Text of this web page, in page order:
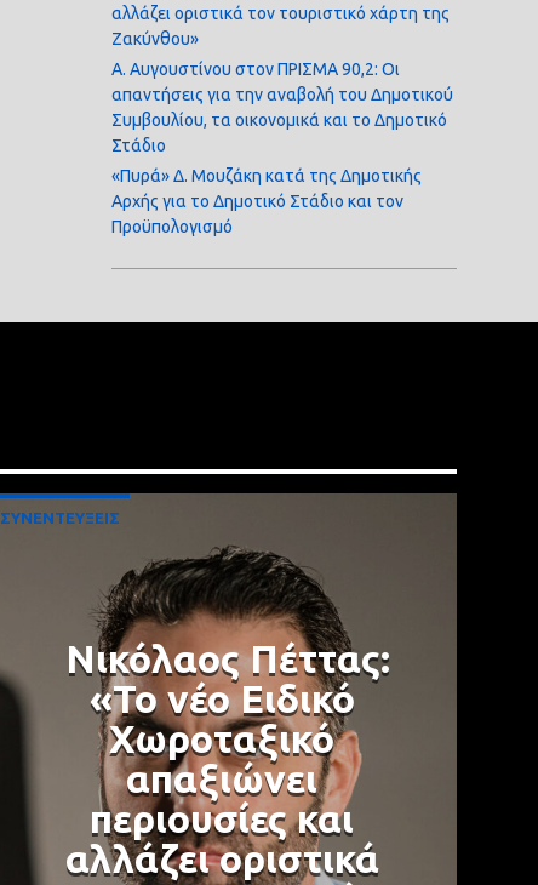
αλλάζει οριστικά τον τουριστικό χάρτη της
Ζακύνθου»
Α. Αυγουστίνου στον ΠΡΙΣΜΑ 90,2: Οι
απαντήσεις για την αναβολή του Δημοτικού
Συμβουλίου, τα οικονομικά και το Δημοτικό
Στάδιο
«Πυρά» Δ. Μουζάκη κατά της Δημοτικής
Αρχής για το Δημοτικό Στάδιο και τον
Προϋπολογισμό
ΣΥΝΕΝΤΕΥΞΕΙΣ
Νικόλαος Πέττας:
«Το νέο Ειδικό
Χωροταξικό
απαξιώνει
περιουσίες και
αλλάζει οριστικά